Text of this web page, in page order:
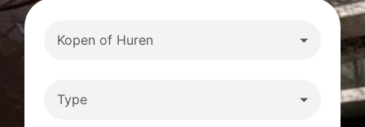
Kopen of Huren
Type